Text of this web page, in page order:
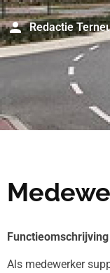
Redactie
Functieomschrijving
Als medewerker